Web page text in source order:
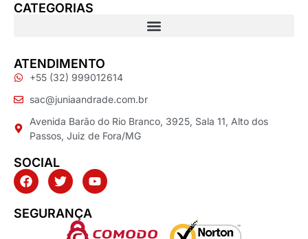
CATEGORIAS
ATENDIMENTO
+55 (32) 999012614
sac@juniaandrade.com.br
Avenida Barão do Rio Branco, 3925, Sala 11, Alto dos
Passos, Juiz de Fora/MG
SOCIAL
SEGURANÇA